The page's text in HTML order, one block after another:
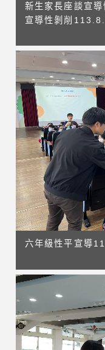
新生家長座談宣
宣導性剝削
六年級性平宣導